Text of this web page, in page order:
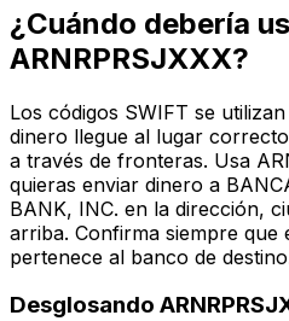
¿Cuándo debería
ARNRPRSJXXX?
Los códigos SWIFT se
dinero llegue al lugar
a través de fronteras. Usa
quieras enviar dinero a
BANK, INC. en la dirección,
arriba. Confirma siempre que
pertenece al banco de
Desglosando